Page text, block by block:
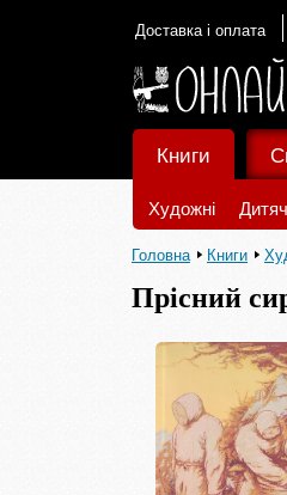
Доставка і оплата
Книги
Художні
Головна Книги
Прісний